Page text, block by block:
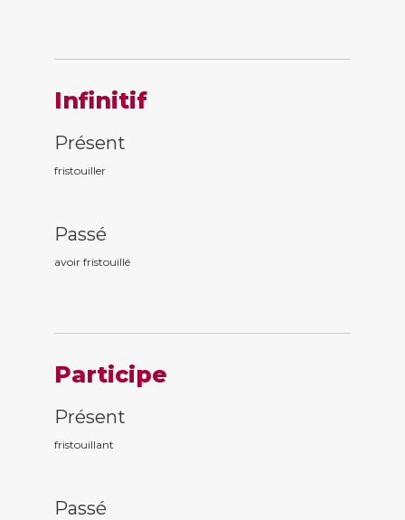
Infinitif
Présent
fristouiller
Passé
avoir fristouillé
Participe
Présent
fristouillant
Passé